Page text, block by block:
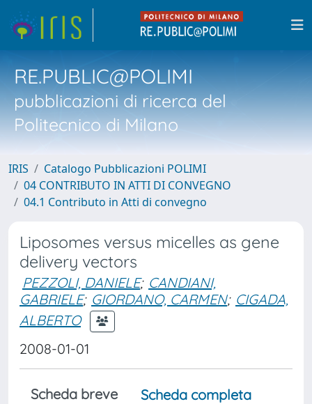
RE.PUBLIC@POLIMI
pubblicazioni di ricerca del
Politecnico di Milano
IRIS
Catalogo Pubblicazioni POLIMI
04 CONTRIBUTO IN ATTI DI CONVEGNO
04.1 Contributo in Atti di convegno
Liposomes versus micelles as gene
delivery vectors
PEZZOLI, DANIELE; CANDIANI,
GABRIELE; GIORDANO, CARMEN; CIGADA,
ALBERTO
2008-01-01
Scheda breve
Scheda completa